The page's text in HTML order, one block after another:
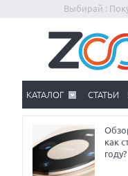
Выбирай :
КАТАЛОГ СТАТЬИ
как
году?